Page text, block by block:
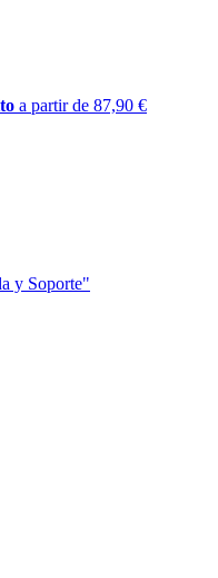
a partir de 87,90 €
y Soporte"